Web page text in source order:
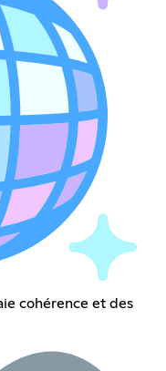
cohérence et des